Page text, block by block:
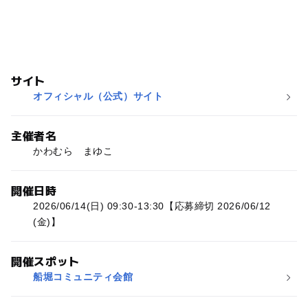
サイト
オフィシャル（公式）サイト
主催者名
かわむら まゆこ
開催日時
2026/06/14(日) 09:30-13:30【応募締切 2026/06/12
(金)】
開催スポット
船堀コミュニティ会館